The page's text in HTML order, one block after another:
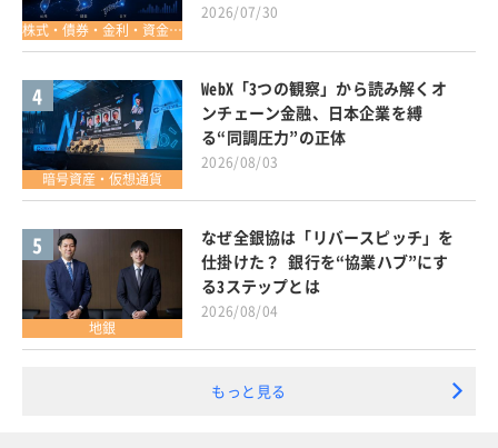
株式・債券・金利・資金調達
2026/07/30
4
暗号資産・仮想通貨
WebX「3つの観察」から読み解くオ
ンチェーン金融、日本企業を縛
る“同調圧力”の正体
2026/08/03
5
地銀
なぜ全銀協は「リバースピッチ」を
仕掛けた？ 銀行を“協業ハブ”にす
る3ステップとは
2026/08/04
もっと見る